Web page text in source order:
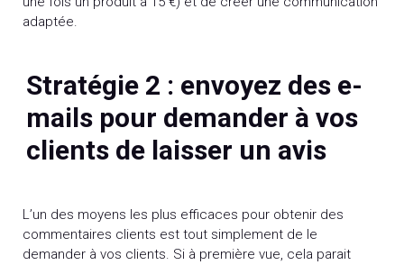
adaptée.
Stratégie 2 : envoyez des e-
mails pour demander à vos
clients de laisser un avis
L’un des moyens les plus efficaces pour obtenir des
commentaires clients est tout simplement de le
demander à vos clients. Si à première vue, cela parait